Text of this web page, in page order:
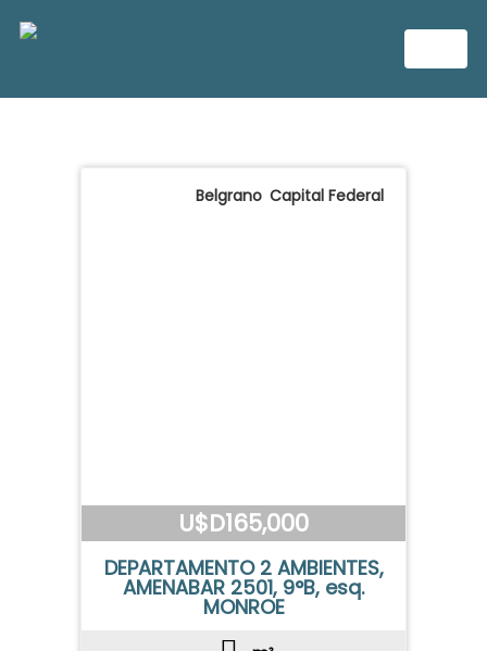
U$D165,000
DEPARTAMENTO 2 AMBIENTES,
AMENABAR 2501, 9°B, esq.
MONROE
Belgrano Capital Federal